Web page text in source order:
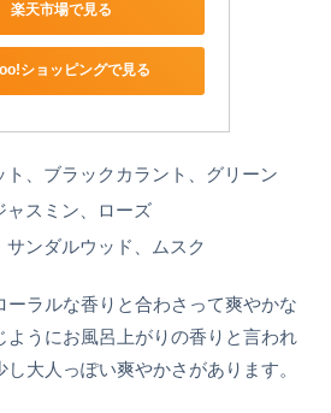
楽天市場で見る
ショッピングで見る
、ブラックカラント、グリーン
スミン、ローズ
ンダルウッド、ムスク
ーラルな香りと合わさって爽やかな
ようにお風呂上がりの香りと言われ
大人っぽい爽やかさがあります。